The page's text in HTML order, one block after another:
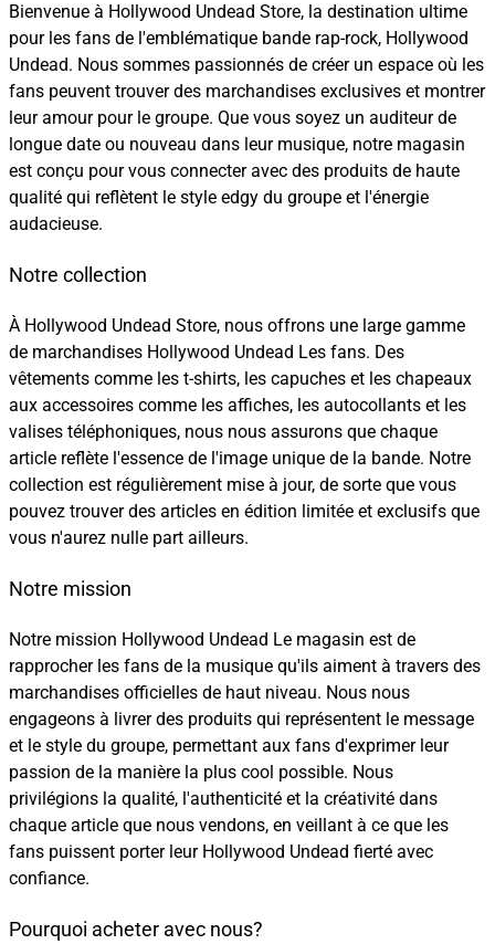
Bienvenue à Hollywood Undead Store, la destination ultime
pour les fans de l'emblématique bande rap-rock, Hollywood
Undead. Nous sommes passionnés de créer un espace où les
fans peuvent trouver des marchandises exclusives et montrer
leur amour pour le groupe. Que vous soyez un auditeur de
longue date ou nouveau dans leur musique, notre magasin
est conçu pour vous connecter avec des produits de haute
qualité qui reflètent le style edgy du groupe et l'énergie
audacieuse.
Notre collection
À Hollywood Undead Store, nous offrons une large gamme
de marchandises Hollywood Undead Les fans. Des
vêtements comme les t-shirts, les capuches et les chapeaux
aux accessoires comme les affiches, les autocollants et les
valises téléphoniques, nous nous assurons que chaque
article reflète l'essence de l'image unique de la bande. Notre
collection est régulièrement mise à jour, de sorte que vous
pouvez trouver des articles en édition limitée et exclusifs que
vous n'aurez nulle part ailleurs.
Notre mission
Notre mission Hollywood Undead Le magasin est de
rapprocher les fans de la musique qu'ils aiment à travers des
marchandises officielles de haut niveau. Nous nous
engageons à livrer des produits qui représentent le message
et le style du groupe, permettant aux fans d'exprimer leur
passion de la manière la plus cool possible. Nous
privilégions la qualité, l'authenticité et la créativité dans
chaque article que nous vendons, en veillant à ce que les
fans puissent porter leur Hollywood Undead fierté avec
confiance.
Pourquoi acheter avec nous?